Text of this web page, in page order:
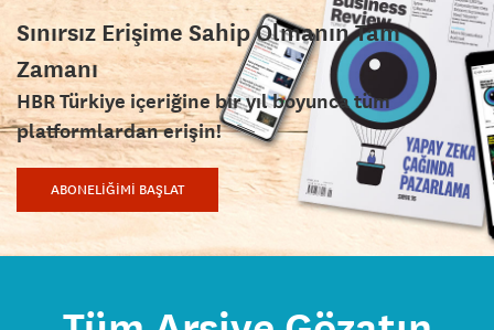
Sınırsız Erişime Sahip Olmanın Tam
Zamanı
HBR Türkiye içeriğine bir yıl boyunca tüm
platformlardan erişin!
ABONELİĞİMİ BAŞLAT